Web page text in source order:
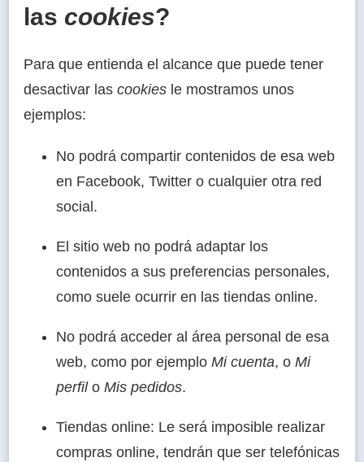
las cookies?
Para que entienda el alcance que puede tener
desactivar las cookies le mostramos unos
ejemplos:
No podrá compartir contenidos de esa web
en Facebook, Twitter o cualquier otra red
social.
El sitio web no podrá adaptar los
contenidos a sus preferencias personales,
como suele ocurrir en las tiendas online.
No podrá acceder al área personal de esa
web, como por ejemplo Mi cuenta, o Mi
perfilo Mis pedidos.
Tiendas online: Le será imposible realizar
compras online, tendrán que ser telefónicas